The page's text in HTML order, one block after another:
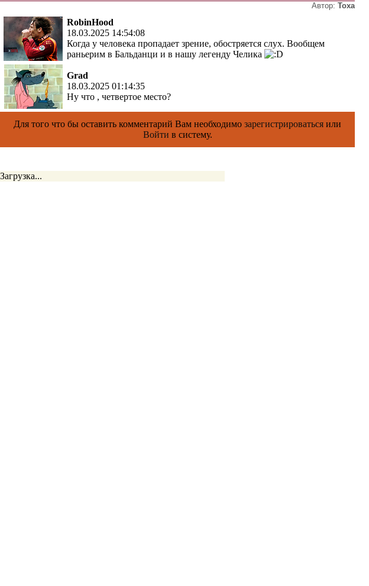
Автор: Тоха
RobinHood
18.03.2025 14:54:08
Когда у человека пропадает зрение, обостряется слух. Вообщем
раньерим в Бальданци и в нашу легенду Челика
Grad
18.03.2025 01:14:35
Ну что , четвертое место?
Для того что бы оставить комментарий Вам необходимо зарегистрироваться или
Войти в систему.
Загрузка...